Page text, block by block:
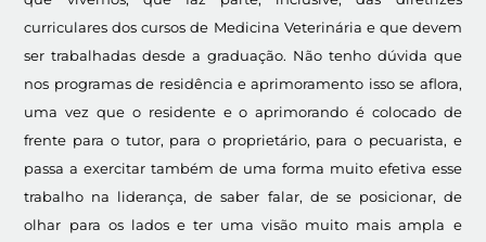
curriculares dos cursos de Medicina Veterinária e que devem
ser trabalhadas desde a graduação. Não tenho dúvida que
nos programas de residência e aprimoramento isso se aflora,
uma vez que o residente e o aprimorando é colocado de
frente para o tutor, para o proprietário, para o pecuarista, e
passa a exercitar também de uma forma muito efetiva esse
trabalho na liderança, de saber falar, de se posicionar, de
olhar para os lados e ter uma visão muito mais ampla e